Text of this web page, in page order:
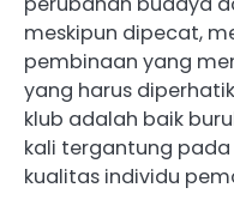
meskipun dipecat,
pembinaan yang
yang harus
klub adalah baik
kali tergantung
kualitas individu